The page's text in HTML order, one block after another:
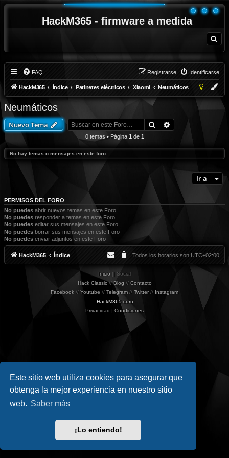
Este sitio web utiliza cookies para asegurar que
obtenga la mejor experiencia en nuestro sitio
web. Saber más
¡Lo entiendo!
HackM365 - firmware a medida
u
FAQ Identificarse
Registrarse
HackM365 Índice Patinetes eléctricos Xiaomi Neumáticos
Neumáticos
Nuevo Tema Buscar
0 temas • Página 1 de 1
No hay temas o mensajes en este foro.
Ir a
PERMISOS DEL FORO
No puedes abrir nuevos temas en este Foro
No puedes responder a temas en este Foro
No puedes editar sus mensajes en este Foro
No puedes borrar sus mensajes en este Foro
No puedes enviar adjuntos en este Foro
HackM365 Índice Todos los horarios son UTC+02:00
Inicio || Social
Hack Classic//Blog // Contacto
Facebook // Youtube // Telegram // Twitter// Instagram
HackM365.com
Privacidad | Condiciones